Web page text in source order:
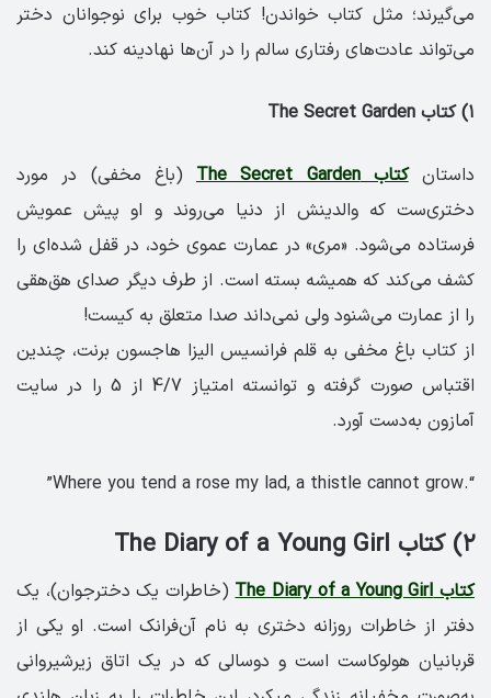
می‌گیرند؛ مثل کتاب خواندن! کتاب خوب برای نوجوانان دختر
می‌تواند عادت‌های رفتاری سالم را در آن‌ها نهادینه کند.
۱) کتاب The Secret Garden
داستانکتاب The Secret Garden
(باغ مخفی) در مورد
دختری‌ست که والدینش از دنیا می‌روند و او پیش عمویش
فرستاده می‌شود. «مری» در عمارت عموی خود، در قفل شده‌ای را
کشف می‌کند که همیشه بسته است. از طرف دیگر صدای هق‌هقی
را از عمارت می‌شنود ولی نمی‌داند صدا متعلق به کیست!
از کتاب باغ مخفی به قلم فرانسیس الیزا هاجسون برنت، چندین
اقتباس صورت گرفته و توانسته امتیاز 4/7 از 5 را در سایت
آمازون به‌دست آورد.
“.Where you tend a rose my lad, a thistle cannot grow”
۲) کتاب The Diary of a Young Girl
کتاب The Diary of a Young Girl
(خاطرات یک دخترجوان)، یک
دفتر از خاطرات روزانه دختری به نام آن‌فرانک است. او یکی از
قربانیان هولوکاست است و دوسالی که در یک اتاق زیرشیروانی